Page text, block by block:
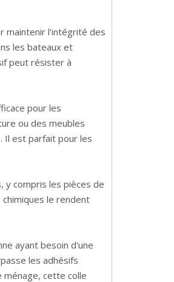
maintenir l'intégrité des
les bateaux et
peut résister à
pour les
ou des meubles
Il est parfait pour les
y compris les pièces de
le rendent
ayant besoin d'une
les adhésifs
ménage, cette colle